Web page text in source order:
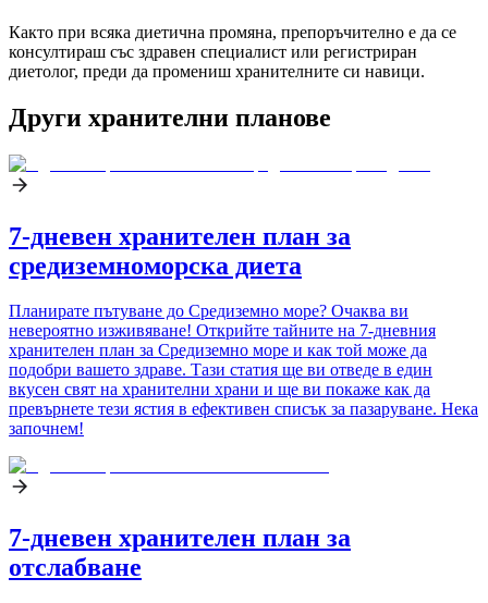
Както при всяка диетична промяна, препоръчително е да се
консултираш със здравен специалист или регистриран
диетолог, преди да промениш хранителните си навици.
Други хранителни планове
7-дневен хранителен план за
средиземноморска диета
Планирате пътуване до Средиземно море? Очаква ви
невероятно изживяване! Открийте тайните на 7-дневния
хранителен план за Средиземно море и как той може да
подобри вашето здраве. Тази статия ще ви отведе в един
вкусен свят на хранителни храни и ще ви покаже как да
превърнете тези ястия в ефективен списък за пазаруване. Нека
започнем!
7-дневен хранителен план за
отслабване